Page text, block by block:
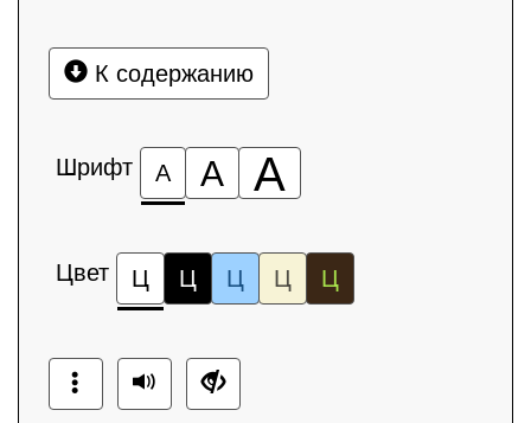
К содержанию
Шрифт А А А
Цвет Ц Ц Ц Ц Ц